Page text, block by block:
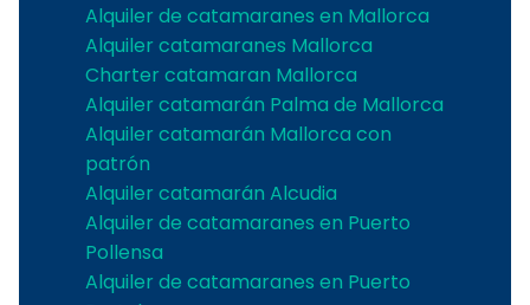
Alquiler de catamaranes en Mallorca
Alquiler catamaranes Mallorca
Charter catamaran Mallorca
Alquiler catamarán Palma de Mallorca
Alquiler catamarán Mallorca con
patrón
Alquiler catamarán Alcudia
Alquiler de catamaranes en Puerto
Pollensa
Alquiler de catamaranes en Puerto